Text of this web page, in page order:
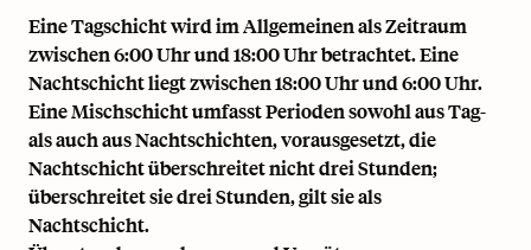
Eine Tagschicht wird im Allgemeinen als Zeitraum
zwischen 6:00 Uhr und 18:00 Uhr betrachtet. Eine
Nachtschicht liegt zwischen 18:00 Uhr und 6:00 Uhr.
Eine Mischschicht umfasst Perioden sowohl aus Tag-
als auch aus Nachtschichten, vorausgesetzt, die
Nachtschicht überschreitet nicht drei Stunden;
überschreitet sie drei Stunden, gilt sie als
Nachtschicht.